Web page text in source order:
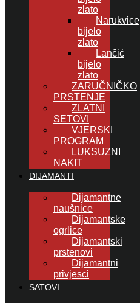
zlato
Narukvice
bijelo
zlato
Lančić
bijelo
zlato
ZARUČNIČKO
PRSTENJE
ZLATNI
SETOVI
VJERSKI
PROGRAM
LUKSUZNI
NAKIT
DIJAMANTI
Dijamantne
naušnice
Dijamantske
ogrlice
Dijamantski
prstenovi
Dijamantni
privjesci
SATOVI